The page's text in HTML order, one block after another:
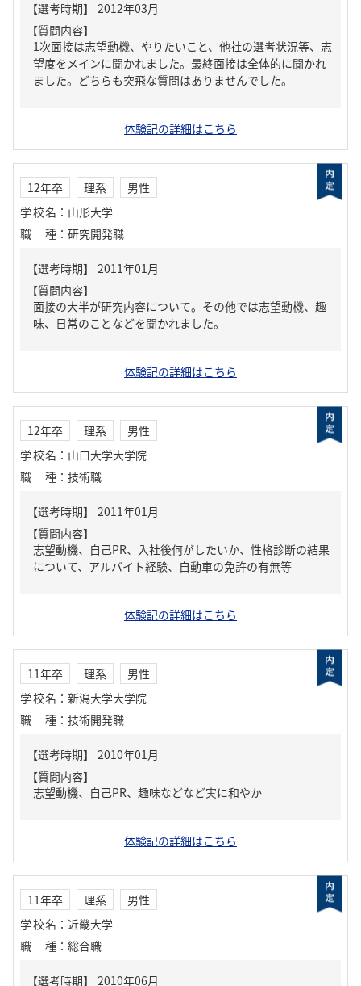
【質問内容】
1次面接は志望動機、やりたいこと、他社の選考状況等、志
望度をメインに聞かれました。最終面接は全体的に聞かれ
ました。どちらも突飛な質問はありませんでした。
体験記の詳細はこちら
12年卒 理系
男性
学校名 ： 山形大学
職種 ： 研究開発職
【質問内容】
面接の大半が研究内容について。その他では志望動機、趣
味、日常のことなどを聞かれました。
体験記の詳細はこちら
12年卒 理系
男性
学校名 ： 山口大学大学院
職種 ： 技術職
【質問内容】
志望動機、自己PR、入社後何がしたいか、性格診断の結果
について、アルバイト経験、自動車の免許の有無等
体験記の詳細はこちら
11年卒 理系
男性
学校名 ： 新潟大学大学院
職種 ： 技術開発職
【質問内容】
志望動機、自己PR、趣味などなど実に和やか
体験記の詳細はこちら
11年卒 理系
男性
学校名 ： 近畿大学
職種 ： 総合職